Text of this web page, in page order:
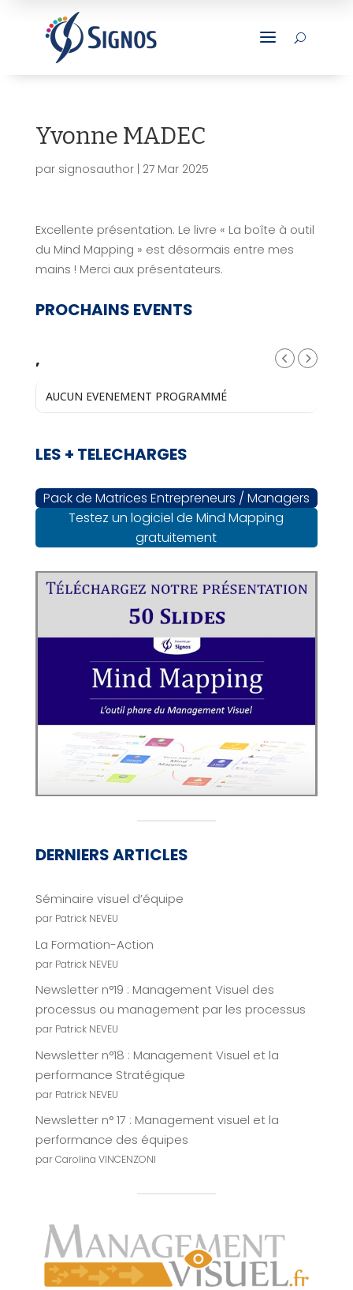
a U
Yvonne MADEC
par signosauthor| 27 Mar 2025
Excellente présentation. Le livre « La boîte à outil
du Mind Mapping » est désormais entre mes
mains ! Merci aux présentateurs.
PROCHAINS EVENTS
,
AUCUN EVENEMENT PROGRAMMÉ
LES + TELECHARGES
Pack de Matrices Entrepreneurs / Managers
Testez un logiciel de Mind Mapping
gratuitement
DERNIERS ARTICLES
Séminaire visuel d’équipe
par Patrick NEVEU
La Formation-Action
par Patrick NEVEU
Newsletter n°19 : Management Visuel des
processus ou management par les processus
par Patrick NEVEU
Newsletter n°18 : Management Visuel et la
performance Stratégique
par Patrick NEVEU
Newsletter n° 17 : Management visuel et la
performance des équipes
par Carolina VINCENZONI